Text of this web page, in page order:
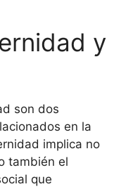
y
son dos
en la
implica no
también el
que